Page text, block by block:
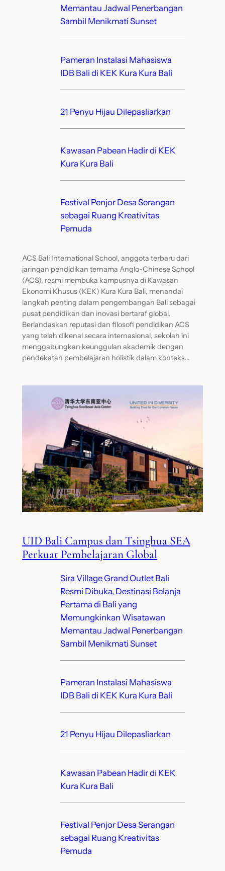
Memantau Jadwal Penerbangan
Sambil Menikmati Sunset
Pameran Instalasi Mahasiswa
IDB Bali di KEK Kura Kura Bali
21 Penyu Hijau Dilepasliarkan
Kawasan Pabean Hadir di KEK
Kura Kura Bali
Festival Penjor Desa Serangan
sebagai Ruang Kreativitas
Pemuda
ACS Bali International School, anggota terbaru dari
jaringan pendidikan ternama Anglo-Chinese School
(ACS), resmi membuka kampusnya di Kawasan
Ekonomi Khusus (KEK) Kura Kura Bali, menandai
langkah penting dalam pengembangan Bali sebagai
pusat pendidikan dan inovasi bertaraf global.
Berlandaskan reputasi dan filosofi pendidikan ACS
yang telah dikenal secara internasional, sekolah ini
menggabungkan keunggulan akademik dengan
pendekatan pembelajaran holistik dalam konteks…
UID Bali Campus dan Tsinghua SEA
Perkuat Pembelajaran Global
Sira Village Grand Outlet Bali
Resmi Dibuka, Destinasi Belanja
Pertama di Bali yang
Memungkinkan Wisatawan
Memantau Jadwal Penerbangan
Sambil Menikmati Sunset
Pameran Instalasi Mahasiswa
IDB Bali di KEK Kura Kura Bali
21 Penyu Hijau Dilepasliarkan
Kawasan Pabean Hadir di KEK
Kura Kura Bali
Festival Penjor Desa Serangan
sebagai Ruang Kreativitas
Pemuda